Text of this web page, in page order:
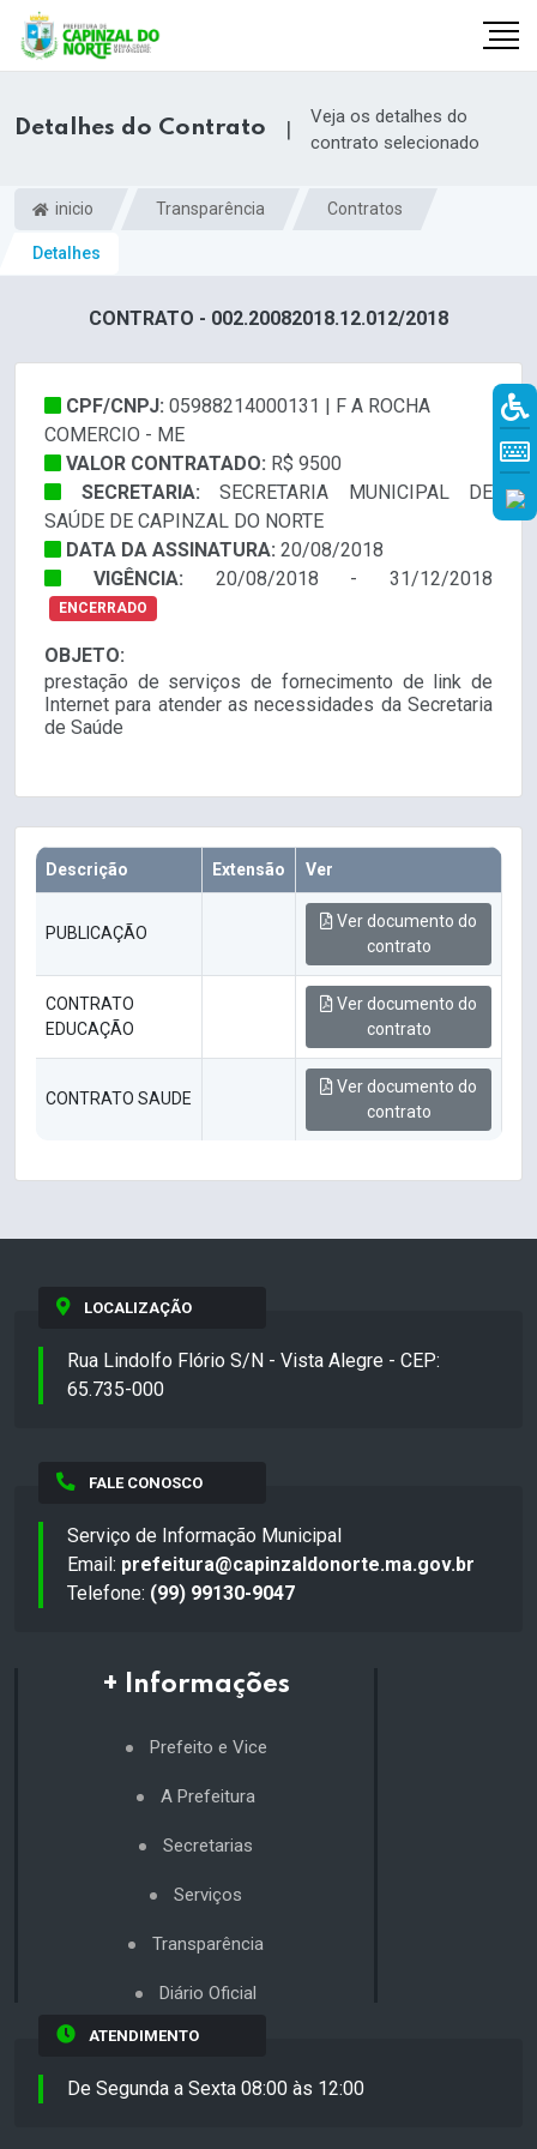
Detalhes do Contrato |
Veja os detalhes do
contrato selecionado
inicio Transparência Contratos
Detalhes
CONTRATO - 002.20082018.12.012/2018
CPF/CNPJ: 05988214000131 | F A ROCHA
COMERCIO - ME
VALOR CONTRATADO: R$ 9500
SECRETARIA: SECRETARIA MUNICIPAL DE
SAÚDE DE CAPINZAL DO NORTE
DATA DA ASSINATURA: 20/08/2018
VIGÊNCIA: 20/08/2018 - 31/12/2018
ENCERRADO
OBJETO:
prestação de serviços de fornecimento de link de
Internet para atender as necessidades da Secretaria
de Saúde
Descrição Extensão Ver
PUBLICAÇÃO
Ver documento do
contrato
CONTRATO
EDUCAÇÃO
Ver documento do
contrato
CONTRATO SAUDE
Ver documento do
contrato
LOCALIZAÇÃO
Rua Lindolfo Flório S/N - Vista Alegre - CEP:
65.735-000
FALE CONOSCO
Serviço de Informação Municipal
Email: prefeitura@capinzaldonorte.ma.gov.br
Telefone: (99) 99130-9047
+ Informações
Prefeito e Vice
A Prefeitura
Secretarias
Serviços
Transparência
Diário Oficial
ATENDIMENTO
De Segunda a Sexta 08:00 às 12:00